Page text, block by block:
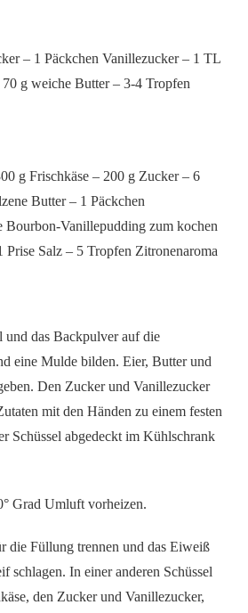
– 1 Päckchen Vanillezucker – 1 TL
g weiche Butter – 3-4 Tropfen
g Frischkäse – 200 g Zucker – 6
Butter – 1 Päckchen
Bourbon-Vanillepudding zum kochen
Salz – 5 Tropfen Zitronenaroma
und das Backpulver auf die
eine Mulde bilden. Eier, Butter und
Den Zucker und Vanillezucker
mit den Händen zu einem festen
Schüssel abgedeckt im Kühlschrank
Grad Umluft vorheizen.
die Füllung trennen und das Eiweiß
schlagen. In einer anderen Schüssel
den Zucker und Vanillezucker,